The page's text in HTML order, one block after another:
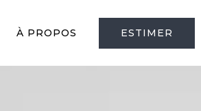
À PROPOS ESTIMER